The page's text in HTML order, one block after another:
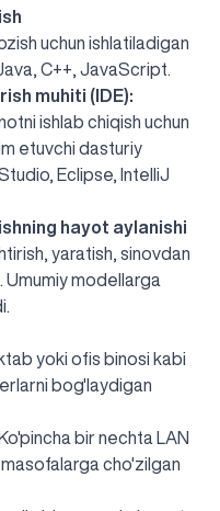
uchun ishlatiladigan
C++, JavaScript.
muhiti (IDE):
ishlab chiqish uchun
etuvchi dasturiy
Eclipse, IntelliJ
hayot aylanishi
yaratish, sinovdan
Umumiy modellarga
yoki ofis binosi kabi
bog'laydigan
Ko'pincha bir nechta LAN
cho'zilgan